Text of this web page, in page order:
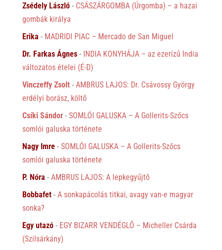
Zsédely László- CSÁSZÁRGOMBA (Úrgomba) – a hazai
gombák királya
Erika - MADRIDI PIAC – Mercado de San Miguel
Dr. Farkas Ágnes- INDIA KONYHÁJA – az ezerízű India
változatos ételei (É-D)
Vinczeffy Zsolt- AMBRUS LAJOS: Dr. Csávossy György
erdélyi borász, költő
Csíki Sándor- SOMLÓI GALUSKA – A Gollerits-Szőcs
somlói galuska története
Nagy Imre- SOMLÓI GALUSKA – A Gollerits-Szőcs
somlói galuska története
P. Nóra - AMBRUS LAJOS: A lepkegyűjtő
Bobbafet- A sonkapácolás titkai, avagy van-e magyar
sonka?
Egy utazó- EGY BIZARR VENDÉGLŐ – Micheller Csárda
(Szilsárkány)